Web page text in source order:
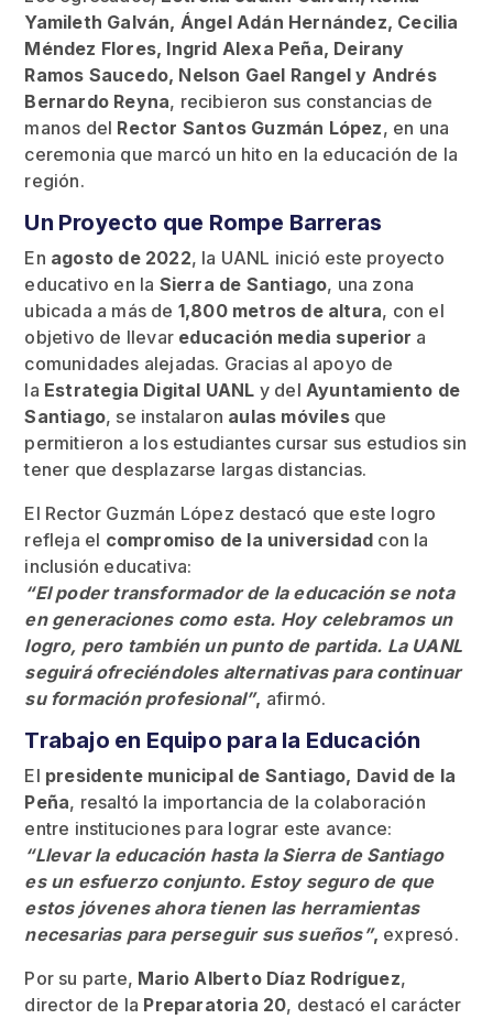
Yamileth Galván, Ángel Adán Hernández, Cecilia
Méndez Flores, Ingrid Alexa Peña, Deirany
Ramos Saucedo, Nelson Gael Rangel y Andrés
Bernardo Reyna, recibieron sus constancias de
manos del Rector Santos Guzmán López, en una
ceremonia que marcó un hito en la educación de la
región.
Un Proyecto que Rompe Barreras
En agosto de 2022, la UANL inició este proyecto
educativo en la Sierra de Santiago, una zona
ubicada a más de 1,800 metros de altura, con el
objetivo de llevar educación media superior a
comunidades alejadas. Gracias al apoyo de
la Estrategia Digital UANL y delAyuntamiento de
Santiago, se instalaron aulas móvilesque
permitieron a los estudiantes cursar sus estudios sin
tener que desplazarse largas distancias.
El Rector Guzmán López destacó que este logro
refleja el compromiso de la universidad con la
inclusión educativa:
“El poder transformador de la educación se nota
en generaciones como esta. Hoy celebramos un
logro, pero también un punto de partida. La UANL
seguirá ofreciéndoles alternativas para continuar
su formación profesional”, afirmó.
Trabajo en Equipo para la Educación
El presidente municipal de Santiago, David de la
Peña, resaltó la importancia de la colaboración
entre instituciones para lograr este avance:
“Llevar la educación hasta la Sierra de Santiago
es un esfuerzo conjunto. Estoy seguro de que
estos jóvenes ahora tienen las herramientas
necesarias para perseguir sus sueños”, expresó.
Por su parte, Mario Alberto Díaz Rodríguez,
director de la Preparatoria 20, destacó el carácter